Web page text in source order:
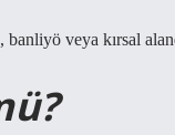
banliyö veya kırsal